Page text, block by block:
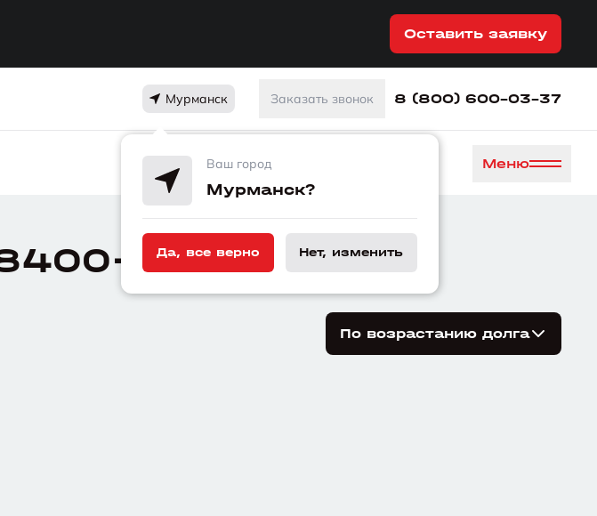
Оставить заявку
Мурманск
Ваш город
Мурманск?
Да, все верно Нет, изменить
Заказать звонок 8 (800) 600-03-37
Меню
дел в работе
По возрастанию долга